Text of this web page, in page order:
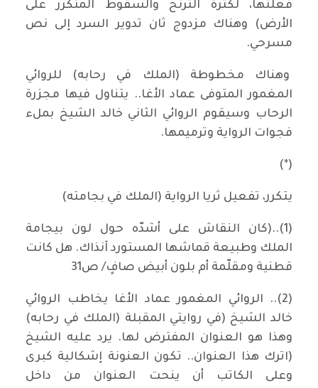
فعلتها، لكثرة الترنح والسقوط المتكرر على
الأرض) وهناك مزدوج ثان تدوير السرد إلى نص
مسرحي.
وهناك مخطوطة (الملك في رحابه) للروائي
المغمور المتوفى عماد الأغا.. يتناول فيها مجزرة
الرحاب وسيقوم الروائي الثاني خالد الشيخ بملء
فجوات الرواية وترميمها.
(*)
يتكرر، تفعيل ثريا الرواية (الملك في بجامته)
(1)..(كان النقاش على أشدّه حول لون بيجامة
الملك وطبيعة قماشها المستورد آنذاك. هل كانت
قطنية ومقلّمة أم بلون أبيض صافٍ/ ص31
(2).. الروائي المغمور عماد الأغا يخاطب الروائي
خالد الشيخ (في روايتي المقبلة (الملك في رحابه)
وهذا هو العنوان المفترض لها. يرد عليه الشيخ
(اترك هذا العنوان.. تكون العنونة إشكالية كبرى
وعلى الكاتب أن ينحت العنوان من داخل